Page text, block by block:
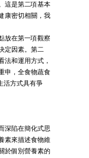
這是第二項基本
康密切相關，我
放在第一項觀察
定因素。第二
法和運用方式，
申，全食物蔬食
活方式具有爭
深陷在簡化式思
素來描述食物維
於個別營養素的